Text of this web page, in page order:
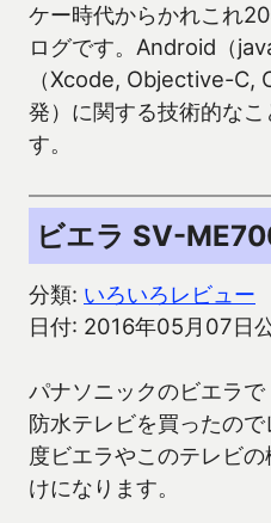
ケー時代からかれこれ
ログです。Android（
（Xcode, Objective-C,
発）に関する技術的な
す。
ビエラ SV-
分類: いろいろレビュー
日付: 2016年05月07日
パナソニックのビエラ
防水テレビを買ったの
度ビエラやこのテレビ
けになります。